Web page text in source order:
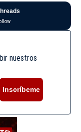
nuestros
Inscríbeme